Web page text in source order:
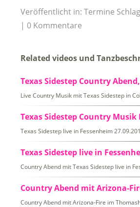
Veröffentlicht in: Termine
0 Kommentare
Related videos und
Texas Sidestep Country
Live Country Musik mit Texas Sidestep in
Texas Sidestep Country Musik
Texas Sidestep live in Fessenheim
Texas Sidestep live in
Country Abend mit Texas Sidestep live in
Country Abend mit Arizona-
Country Abend mit Arizona-Fire im